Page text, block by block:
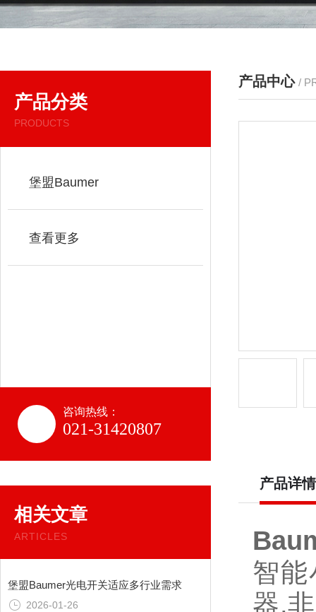
产品分类
PRODUCTS
堡盟Baumer
查看更多
咨询热线：
021-31420807
相关文章
ARTICLES
堡盟Baumer光电开关适应多行业需求
2026-01-26
产品中心 /
产品详情
智
器,